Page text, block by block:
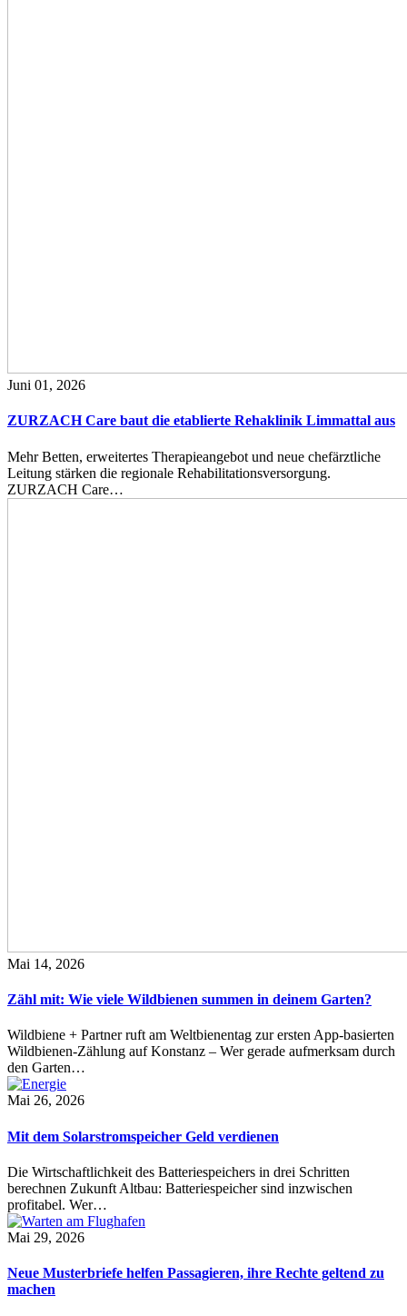
Juni 01, 2026
ZURZACH Care baut die etablierte Rehaklinik Limmattal aus
Mehr Betten, erweitertes Therapieangebot und neue chefärztliche
Leitung stärken die regionale Rehabilitationsversorgung.
ZURZACH Care…
Mai 14, 2026
Zähl mit: Wie viele Wildbienen summen in deinem Garten?
Wildbiene + Partner ruft am Weltbienentag zur ersten App-basierten
Wildbienen-Zählung auf Konstanz – Wer gerade aufmerksam durch
den Garten…
Mai 26, 2026
Mit dem Solarstromspeicher Geld verdienen
Die Wirtschaftlichkeit des Batteriespeichers in drei Schritten
berechnen Zukunft Altbau: Batteriespeicher sind inzwischen
profitabel. Wer…
Mai 29, 2026
Neue Musterbriefe helfen Passagieren, ihre Rechte geltend zu
machen